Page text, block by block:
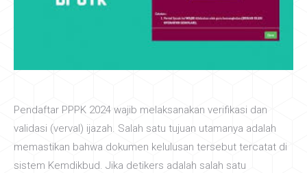
Pendaftar PPPK 2024 wajib melaksanakan verifikasi dan
validasi (verval) ijazah. Salah satu tujuan utamanya adalah
memastikan bahwa dokumen kelulusan tersebut tercatat di
sistem Kemdikbud. Jika detikers adalah salah satu